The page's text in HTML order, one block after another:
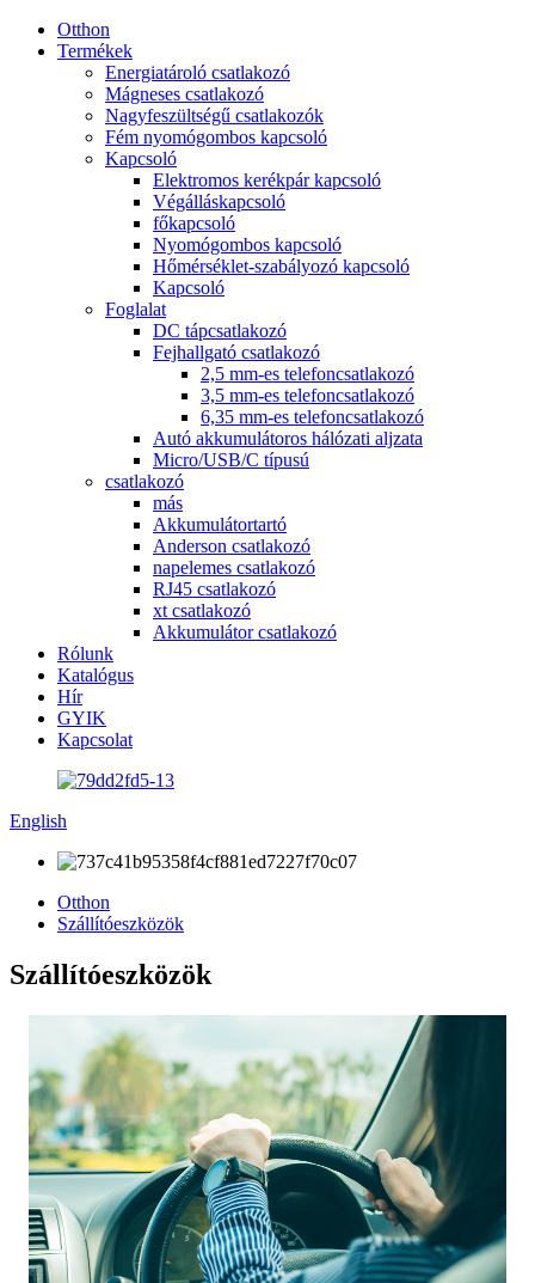
Otthon
Termékek
Energiatároló csatlakozó
Mágneses csatlakozó
Nagyfeszültségű csatlakozók
Fém nyomógombos kapcsoló
Kapcsoló
Elektromos kerékpár kapcsoló
Végálláskapcsoló
főkapcsoló
Nyomógombos kapcsoló
Hőmérséklet-szabályozó kapcsoló
Kapcsoló
Foglalat
DC tápcsatlakozó
Fejhallgató csatlakozó
2,5 mm-es telefoncsatlakozó
3,5 mm-es telefoncsatlakozó
6,35 mm-es telefoncsatlakozó
Autó akkumulátoros hálózati aljzata
Micro/USB/C típusú
csatlakozó
más
Akkumulátortartó
Anderson csatlakozó
napelemes csatlakozó
RJ45 csatlakozó
xt csatlakozó
Akkumulátor csatlakozó
Rólunk
Katalógus
Hír
GYIK
Kapcsolat
English
Otthon
Szállítóeszközök
Szállítóeszközök